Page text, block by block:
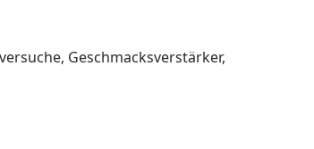
Geschmacksverstärker,